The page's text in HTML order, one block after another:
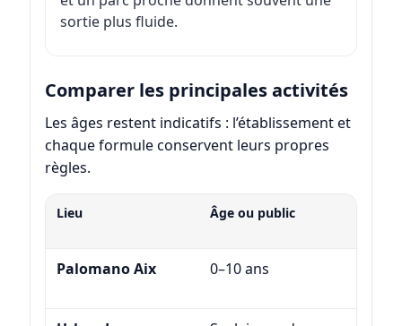
sortie plus fluide.
Comparer les principales activités
Les âges restent indicatifs : l’établissement et
chaque formule conservent leurs propres
règles.
Lieu Âge ou public
Palomano Aix 0–10 ans